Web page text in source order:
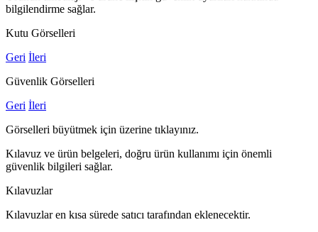
bilgilendirme sağlar.
Kutu Görselleri
Geri İleri
Güvenlik Görselleri
Geri İleri
Görselleri büyütmek için üzerine tıklayınız.
Kılavuz ve ürün belgeleri, doğru ürün kullanımı için önemli
güvenlik bilgileri sağlar.
Kılavuzlar
Kılavuzlar en kısa sürede satıcı tarafından eklenecektir.